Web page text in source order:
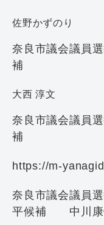
佐野かずのり
奈良市議会議員
補
大西 淳文
奈良市議会議員
補
https://m-
奈良市議会議
平候補 中川康